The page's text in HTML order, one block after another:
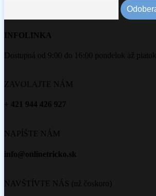
INFOLINKA
Dostupná od 9:00 do 16:00 pondelok až piatok.
ZAVOLAJTE NÁM
+ 421 944 426 927
NAPÍŠTE NÁM
info@onlinetricko.sk
NAVŠTÍVTE NÁS (už čoskoro)